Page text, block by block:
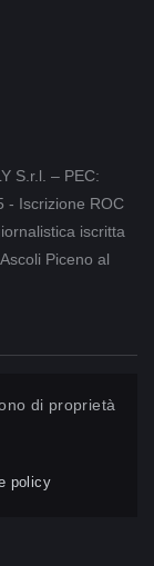
S.r.l. – PEC:
- Iscrizione ROC
iscritta
Piceno al
di proprietà
policy